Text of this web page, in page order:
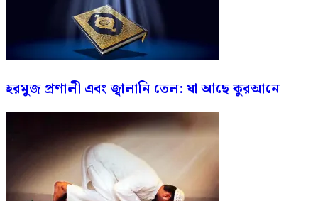
হরমুজ প্রণালী এবং জ্বালানি তেল: যা আছে কুরআনে